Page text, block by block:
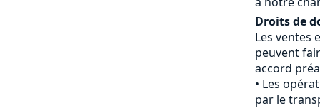
Droits de
Les ventes
peuvent
accord
Les
par le